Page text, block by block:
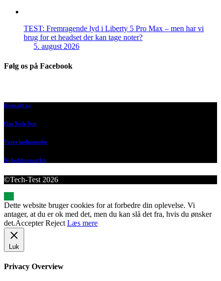
TEST: Fremragende lyd i Liberty 5 Pro Max – men har vi
brug for et headset der kan tage noter?
5. august 2026
Følg os på Facebook
Kontakt os
Om Tech-Test
Vores bedømmelse
Nyhedsbrevsarkiv
©Tech-Test 2026
Dette website bruger cookies for at forbedre din oplevelse. Vi
antager, at du er ok med det, men du kan slå det fra, hvis du ønsker
det.Accepter Reject Læs mere
Luk
Privacy Overview